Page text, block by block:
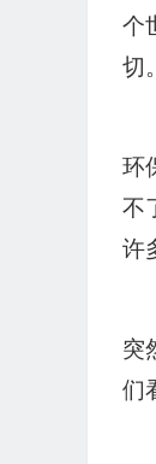
个
切。
环
不
许
突
们